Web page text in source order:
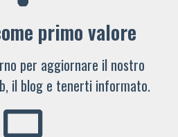
primo valore
per aggiornare il nostro
il blog e tenerti informato.